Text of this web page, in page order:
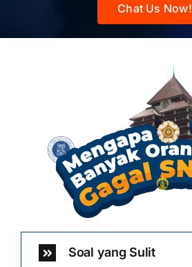
Chat Us Now!
Soal yang Sulit